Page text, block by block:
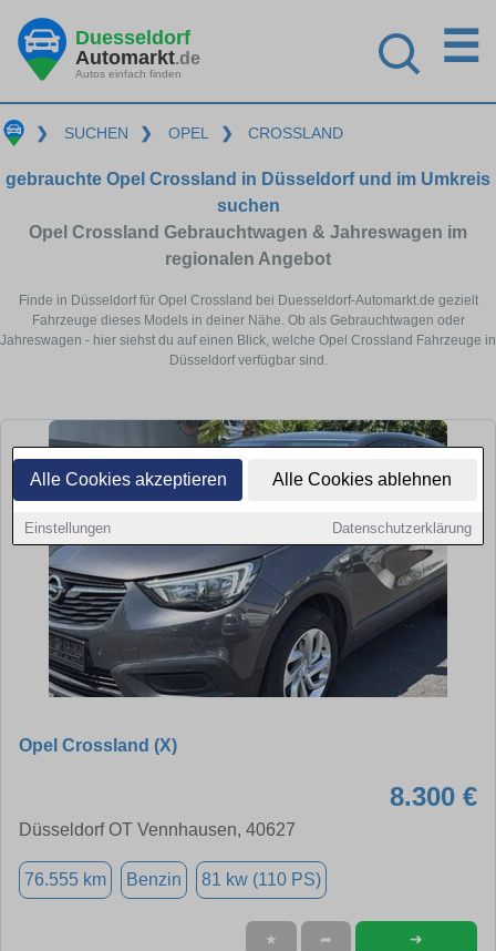
Alle Cookies akzeptieren Alle Cookies ablehnen
Einstellungen Datenschutzerklärung
Duesseldorf
Automarkt.de
Autos einfach finden
☰
❯ SUCHEN ❯ OPEL ❯ CROSSLAND
gebrauchte Opel Crossland in Düsseldorf und im Umkreis
suchen
Opel Crossland Gebrauchtwagen & Jahreswagen im
regionalen Angebot
Finde in Düsseldorf für Opel Crossland bei Duesseldorf-Automarkt.de gezielt
Fahrzeuge dieses Models in deiner Nähe. Ob als Gebrauchtwagen oder
Jahreswagen - hier siehst du auf einen Blick, welche Opel Crossland Fahrzeuge in
Düsseldorf verfügbar sind.
Opel Crossland (X)
8.300 €
Düsseldorf OT Vennhausen, 40627
76.555 km Benzin 81 kw (110 PS)
★ ➦ ➜